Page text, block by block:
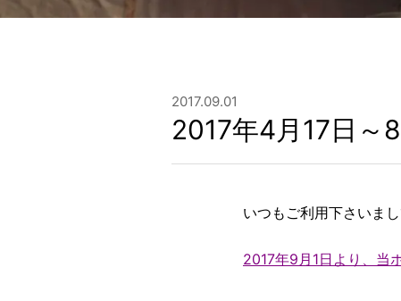
2017.09.01
2017年4月17日～
いつもご利用下さいま
2017年9月1日より、当